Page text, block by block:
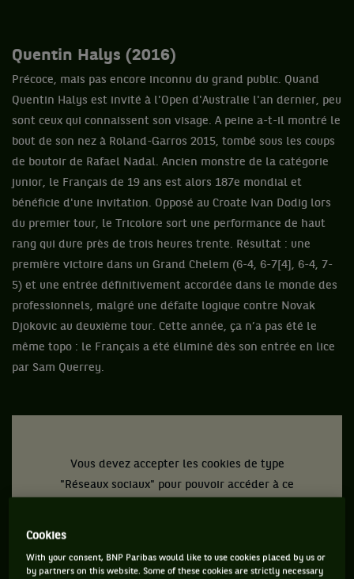
Quentin Halys (2016)
Précoce, mais pas encore inconnu du grand public. Quand
Quentin Halys est invité à l'Open d'Australie l'an dernier, peu
sont ceux qui connaissent son visage. A peine a-t-il montré le
bout de son nez à Roland-Garros 2015, tombé sous les coups
de boutoir de Rafael Nadal. Ancien monstre de la catégorie
junior, le Français de 19 ans est alors 187e mondial et
bénéficie d'une invitation. Opposé au Croate Ivan Dodig lors
du premier tour, le Tricolore sort une performance de haut
rang qui dure près de trois heures trente. Résultat : une
première victoire dans un Grand Chelem (6-4, 6-7[4], 6-4, 7-
5) et une entrée définitivement accordée dans le monde des
professionnels, malgré une défaite logique contre Novak
Djokovic au deuxième tour. Cette année, ça n’a pas été le
même topo : le Français a été éliminé dès son entrée en lice
par Sam Querrey.
Vous devez accepter les cookies de type
"Réseaux sociaux" pour pouvoir accéder à ce
Cookies
With your consent, BNP Paribas would like to use cookies placed by us or
by partners on this website. Some of these cookies are strictly necessary